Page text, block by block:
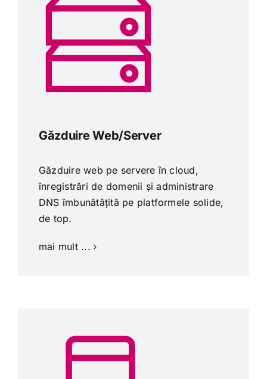
Găzduire Web/Server
Găzduire web pe servere în cloud,
înregistrări de domenii și administrare
DNS îmbunătățită pe platformele solide,
de top.
mai mult ...